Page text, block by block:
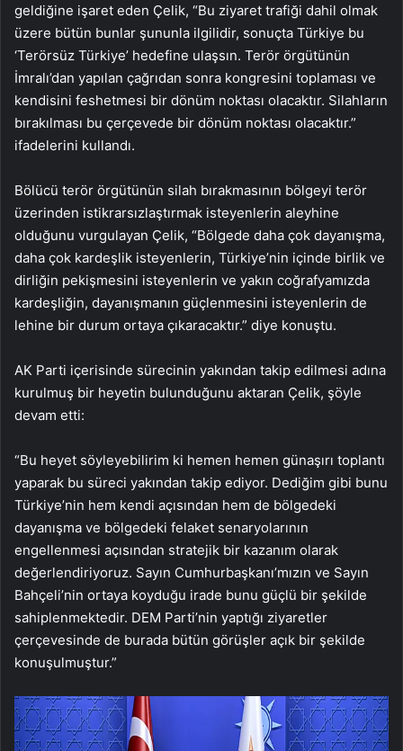
geldiğine işaret eden Çelik, “Bu ziyaret trafiği dahil olmak
üzere bütün bunlar şununla ilgilidir, sonuçta Türkiye bu
‘Terörsüz Türkiye’ hedefine ulaşsın. Terör örgütünün
İmralı’dan yapılan çağrıdan sonra kongresini toplaması ve
kendisini feshetmesi bir dönüm noktası olacaktır. Silahların
bırakılması bu çerçevede bir dönüm noktası olacaktır.”
ifadelerini kullandı.
Bölücü terör örgütünün silah bırakmasının bölgeyi terör
üzerinden istikrarsızlaştırmak isteyenlerin aleyhine
olduğunu vurgulayan Çelik, “Bölgede daha çok dayanışma,
daha çok kardeşlik isteyenlerin, Türkiye’nin içinde birlik ve
dirliğin pekişmesini isteyenlerin ve yakın coğrafyamızda
kardeşliğin, dayanışmanın güçlenmesini isteyenlerin de
lehine bir durum ortaya çıkaracaktır.” diye konuştu.
AK Parti içerisinde sürecinin yakından takip edilmesi adına
kurulmuş bir heyetin bulunduğunu aktaran Çelik, şöyle
devam etti:
“Bu heyet söyleyebilirim ki hemen hemen günaşırı toplantı
yaparak bu süreci yakından takip ediyor. Dediğim gibi bunu
Türkiye’nin hem kendi açısından hem de bölgedeki
dayanışma ve bölgedeki felaket senaryolarının
engellenmesi açısından stratejik bir kazanım olarak
değerlendiriyoruz. Sayın Cumhurbaşkanı’mızın ve Sayın
Bahçeli’nin ortaya koyduğu irade bunu güçlü bir şekilde
sahiplenmektedir. DEM Parti’nin yaptığı ziyaretler
çerçevesinde de burada bütün görüşler açık bir şekilde
konuşulmuştur.”